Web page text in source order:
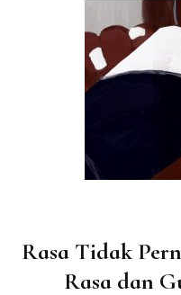
Rasa Tidak
Rasa dan